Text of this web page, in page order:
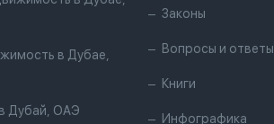
в Дубае,
Дубай, ОАЭ
Законы
Вопросы и ответы
Книги
Инфографика